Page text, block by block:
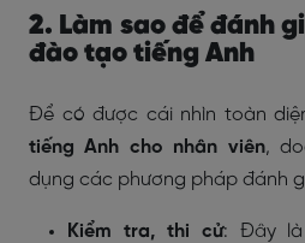
2. Làm sao để đánh
đào tạo tiếng Anh
Để có được cái nhìn toàn
tiếng Anh cho nhân viên,
dụng các phương pháp đánh
Kiểm tra, thi cử: Đây là